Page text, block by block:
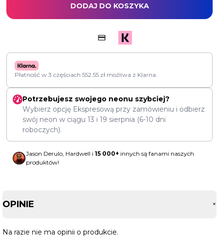
DODAJ DO KOSZYKA
Płatność w 3 częściach 552.55 zł możliwa z Klarna.
Potrzebujesz swojego neonu szybciej?
Wybierz opcję Ekspresową przy zamówieniu i odbierz
swój neon w ciągu 13 i 19 sierpnia (6-10 dni
roboczych).
Jason Derulo, Hardwell i 15 000+ innych są fanami naszych
produktów!
OPINIE +
Na razie nie ma opinii o produkcie.